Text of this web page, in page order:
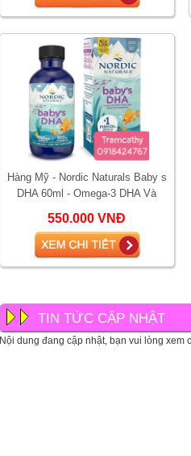
Hàng Mỹ - Nordic Naturals Baby s
DHA 60ml - Omega-3 DHA Và
Bộ, Thị
550.000 VNĐ
TIN TỨC CẬP NHẬT
Nội dung đang cập nhật, bạn vui lòng xem